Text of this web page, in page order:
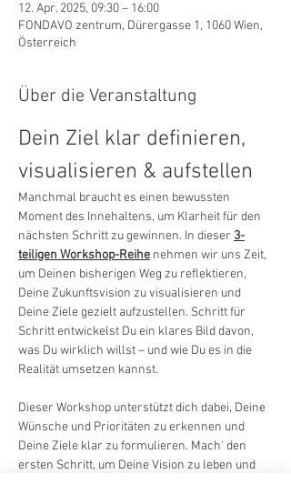
12. Apr. 2025, 09:30 – 16:00
FONDAVO zentrum, Dürergasse 1, 1060 Wien,
Österreich
Über die Veranstaltung
Dein Ziel klar definieren,
visualisieren & aufstellen
Manchmal braucht es einen bewussten
Moment des Innehaltens, um Klarheit für den
nächsten Schritt zu gewinnen. In dieser 3-
teiligen Workshop-Reihe nehmen wir uns Zeit,
um Deinen bisherigen Weg zu reflektieren,
Deine Zukunftsvision zu visualisieren und
Deine Ziele gezielt aufzustellen. Schritt für
Schritt entwickelst Du ein klares Bild davon,
was Du wirklich willst – und wie Du es in die
Realität umsetzen kannst.
Dieser Workshop unterstützt dich dabei, Deine
Wünsche und Prioritäten zu erkennen und
Deine Ziele klar zu formulieren. Mach' den
ersten Schritt, um Deine Vision zu leben und